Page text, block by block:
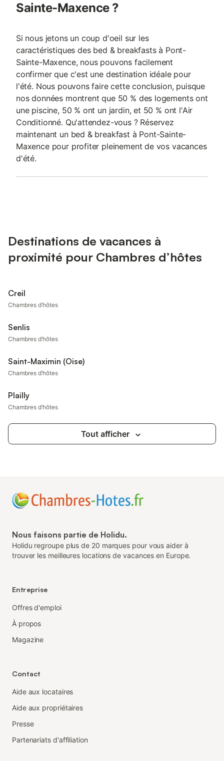
Sainte-Maxence ?
Si nous jetons un coup d'oeil sur les
caractéristiques des bed & breakfasts à Pont-
Sainte-Maxence, nous pouvons facilement
confirmer que c'est une destination idéale pour
l'été. Nous pouvons faire cette conclusion, puisque
nos données montrent que 50 % des logements ont
une piscine, 50 % ont un jardin, et 50 % ont l'Air
Conditionné. Qu'attendez-vous ? Réservez
maintenant un bed & breakfast à Pont-Sainte-
Maxence pour profiter pleinement de vos vacances
d'été.
Destinations de vacances à
proximité pour Chambres d’hôtes
Creil
Chambres d’hôtes
Senlis
Chambres d’hôtes
Saint-Maximin (Oise)
Chambres d’hôtes
Plailly
Chambres d’hôtes
Tout afficher
Nous faisons partie de Holidu.
Holidu regroupe plus de 20 marques pour vous aider à
trouver les meilleures locations de vacances en Europe.
Entreprise
Offres d'emploi
À propos
Magazine
Contact
Aide aux locataires
Aide aux propriétaires
Presse
Partenariats d'affiliation